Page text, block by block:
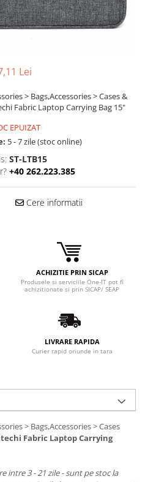
Lei
> Bags,Accessories > Cases &
Fabric Laptop Carrying Bag 15"
EPUIZAT
5 - 7 zile (stoc online)
ST-LTB15
+40 262.223.385
Cere informatii
ACHIZITIE PRIN SICAP
Produsele si serviciile One-IT pot fi
achizitionate si prin SICAP/ SEAP
LIVRARE RAPIDA
Curier rapid oriunde in tara
> Bags,Accessories > Cases
Fabric Laptop Carrying
intre 3 - 21 zile - sunt pe stoc la